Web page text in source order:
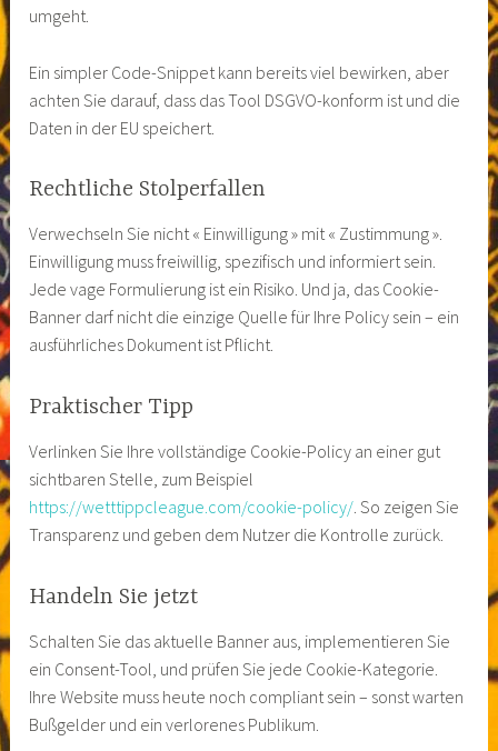
umgeht.
Ein simpler Code-Snippet kann bereits viel bewirken, aber
achten Sie darauf, dass das Tool DSGVO-konform ist und die
Daten in der EU speichert.
Rechtliche Stolperfallen
Verwechseln Sie nicht « Einwilligung » mit « Zustimmung ».
Einwilligung muss freiwillig, spezifisch und informiert sein.
Jede vage Formulierung ist ein Risiko. Und ja, das Cookie-
Banner darf nicht die einzige Quelle für Ihre Policy sein – ein
ausführliches Dokument ist Pflicht.
Praktischer Tipp
Verlinken Sie Ihre vollständige Cookie-Policy an einer gut
sichtbaren Stelle, zum Beispiel
https://wetttippcleague.com/cookie-policy/. So zeigen Sie
Transparenz und geben dem Nutzer die Kontrolle zurück.
Handeln Sie jetzt
Schalten Sie das aktuelle Banner aus, implementieren Sie
ein Consent-Tool, und prüfen Sie jede Cookie-Kategorie.
Ihre Website muss heute noch compliant sein – sonst warten
Bußgelder und ein verlorenes Publikum.